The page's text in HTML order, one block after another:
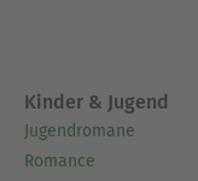
Kinder & Jugend
Jugendromane
Romance